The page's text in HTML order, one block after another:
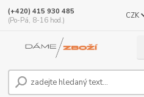
CZK
(+420) 415 930 485
(Po-Pá, 8-16 hod.)